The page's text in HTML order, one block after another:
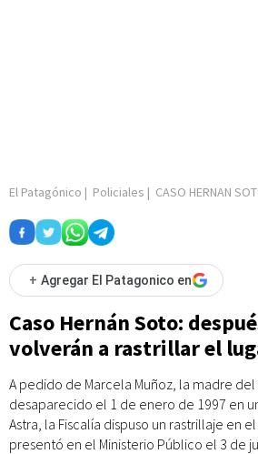
El Patagónico | Policiales | CASO HERNAN
+ Agregar El Patagonico en
Caso Hernán Soto:
volverán a rastrillar el
A pedido de Marcela Muñoz, la madre
desaparecido el 1 de enero de 1997 en
Astra, la Fiscalía dispuso un rastrillaje en
presentó en el Ministerio Público el 3 de